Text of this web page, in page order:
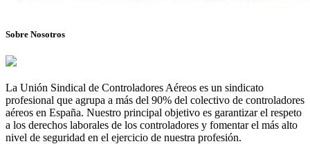
Sobre Nosotros
La Unión Sindical de Controladores Aéreos es un sindicato
profesional que agrupa a más del 90% del colectivo de controladores
aéreos en España. Nuestro principal objetivo es garantizar el respeto
a los derechos laborales de los controladores y fomentar el más alto
nivel de seguridad en el ejercicio de nuestra profesión.